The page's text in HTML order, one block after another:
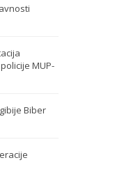
MUP-
Biber